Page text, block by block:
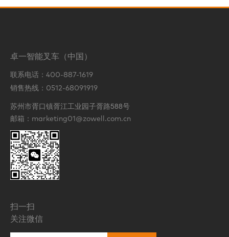
卓一智能叉车（中国）
联系电话： 400-887-1619
销售热线： 0512-68091919
苏州市胥口镇胥江工业园子胥路588号
邮箱： marketing01@zowell.com.cn
扫一扫
关注微信